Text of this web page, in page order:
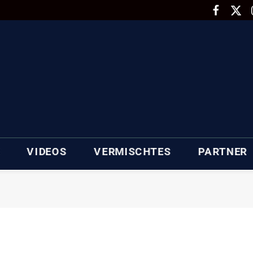
X
VIDEOS VERMISCHTES PARTNER